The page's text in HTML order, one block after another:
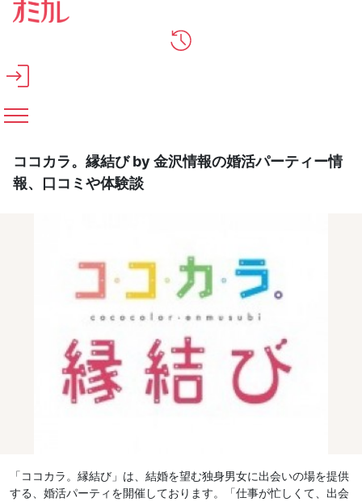
メインコンテンツへスキップ
ココカラ。縁結び by 金沢情報の婚活パーティー情
報、口コミや体験談
「ココカラ。縁結び」は、結婚を望む独身男女に出会いの場を提供
する、婚活パーティを開催しております。「仕事が忙しくて、出会